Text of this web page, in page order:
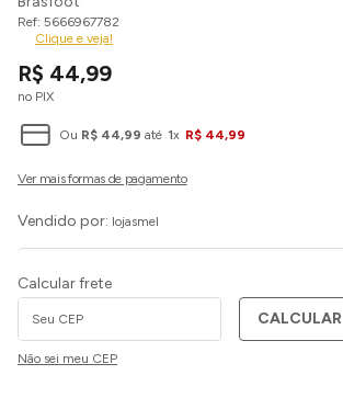
5666967782
Clique e veja!
R$ 44,99
no PIX
Ou R$ 44,99 até 1x R$ 44,99
Vendido por: lojasmel
Calcular frete
CALCULAR
Não sei meu CEP